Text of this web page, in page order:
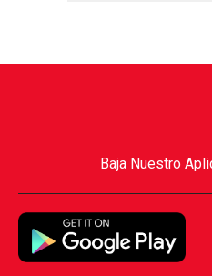
Baja Nuestro